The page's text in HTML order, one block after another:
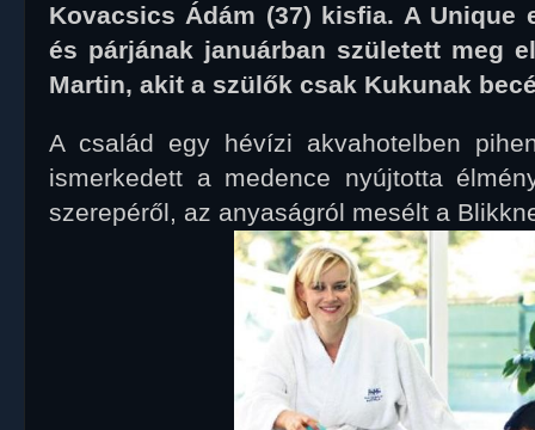
Kovacsics Ádám (37) kisfia. A Unique
és párjának januárban született meg
Martin, akit a szülők csak Kukunak
A család egy hévízi akvahotelben
ismerkedett a medence nyújtotta
szerepéről, az anyaságról mesélt a